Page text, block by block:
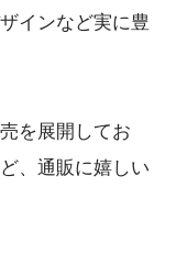
インなど実に豊
を展開してお
、通販に嬉しい